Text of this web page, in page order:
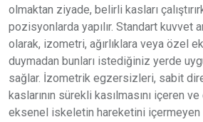
olmaktan ziyade, belirli kasları
pozisyonlarda yapılır. Standart kuvvet
olarak, izometri, ağırlıklara veya özel
duymadan bunları istediğiniz yerde
sağlar. İzometrik egzersizleri, sabit
kaslarının sürekli kasılmasını içeren
eksenel iskeletin hareketini